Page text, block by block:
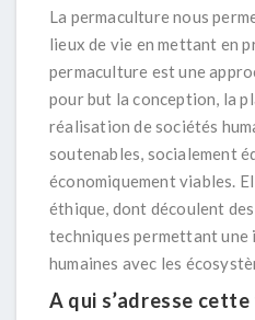
La permaculture nous
lieux de vie en mettant en
permaculture est une
pour but la conception, la
réalisation de sociétés
soutenables, socialement
économiquement viables.
éthique, dont découlent
techniques permettant
humaines avec les
A qui s’adresse